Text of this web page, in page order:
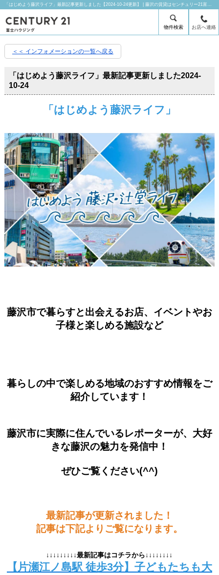
「はじめよう藤沢ライフ」最新記事更新しました【2024-10-24更新】 | 藤沢の賃貸はセンチュリー21富士ハウジングにお任せ下さい！
物件検索 お店へ連絡
＜＜ インフォメーションの一覧へ戻る
「はじめよう藤沢ライフ」最新記事更新しました2024-
10-24
「はじめよう藤沢ライフ」
藤沢市で暮らすと出会えるお店、イベントやお
子様と楽しめる施設など
暮らしの中で楽しめる地域のおすすめ情報をご
紹介しています！
藤沢市に実際に住んでいるレポーターが、大好
きな藤沢の魅力を発信中！
ぜひご覧ください(^^)
最新記事が更新されました！
記事は下記よりご覧になります。
↓↓↓↓↓↓↓↓↓最新記事はコチラから↓↓↓↓↓↓↓↓
【片瀬江ノ島駅 徒歩3分】子どもたちも大